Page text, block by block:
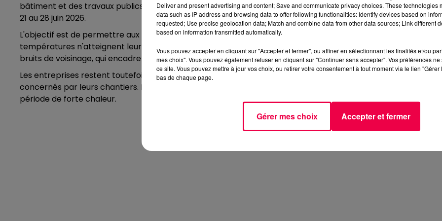
bâtiment et des travaux publics à commencer leurs chantiers dès 5 heures du matin. La mesure est valable
21 au 28 juin 2026.
L'objectif est de permettre aux salariés de travailler aux heures les plus fraîches de la journée, avant que les
températures n'atteignent leur pic. L'arrêté déroge temporairement à la réglementation habituelle sur les
bruits de voisinage, qui encadre strictement les horaires des travaux.
Les entreprises restent toutefois tenues de limiter les nuisances au strict nécessaire et d'informer les riverains
concernés par leurs chantiers. La préfecture appelle à la compréhension des habitants pendant cette
période de forte chaleur.
Deliver and present advertising and content; Save and communicate privacy choices. These technologies
data such as IP address and browsing data to offer following functionalities: Identify devices based on
requested; Use precise geolocation data; Match and combine data from other data sources; Link different
based on information transmitted automatically.
Vous pouvez accepter en cliquant sur "Accepter et fermer", ou affiner en sélectionnant les finalités et/ou
mes choix". Vous pouvez également refuser en cliquant sur "Continuer sans accepter". Vos préférences
ce site. Vous pouvez mettre à jour vos choix, ou retirer votre consentement à tout moment via le lien
bas de chaque page.
Gérer mes choix Accepter et fermer